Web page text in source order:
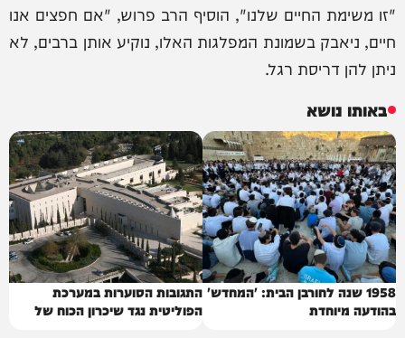
"זו משימת החיים שלנו", הוסיף הרב פרוש, "אם חפצים אנו
חיים, ניאבק בשמונת המפלגות האלו, נוקיע אותן ברבים, לא
ניתן להן דריסת רגל.
באותו נושא
1958 שנה לחורבן הבית: 'המחדש'
בהודעה מיוחדת
התגובות הסוערות במערכת
הפוליטית נגד שיכרון הכוח של